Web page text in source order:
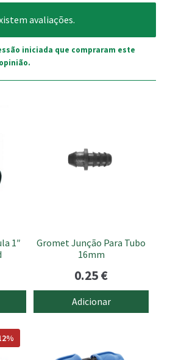
avaliações.
iniciada que compraram este
1″
Gromet Junção Para Tubo
16mm
0.25€
Adicionar